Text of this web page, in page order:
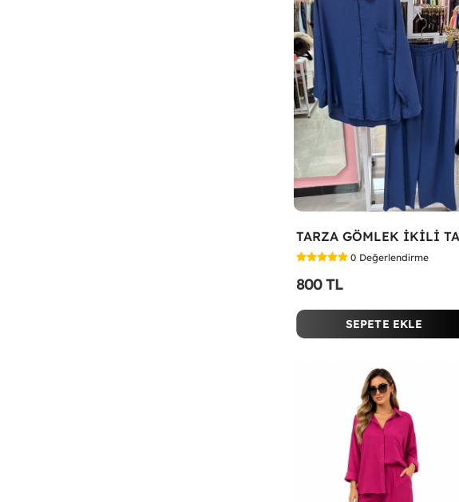
0 Değerlendirme
800 TL
SEPETE EKLE